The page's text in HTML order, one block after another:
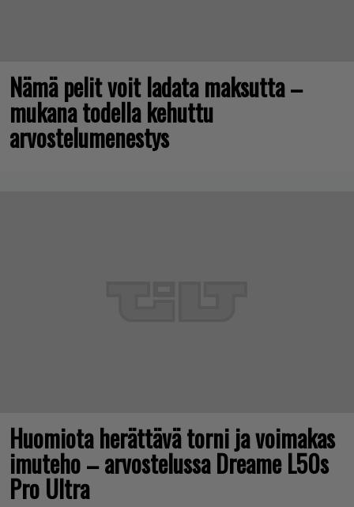
Nämä pelit voit ladata maksutta –
mukana todella kehuttu
arvostelumenestys
Huomiota herättävä torni ja voimakas
imuteho – arvostelussa Dreame L50s
Pro Ultra